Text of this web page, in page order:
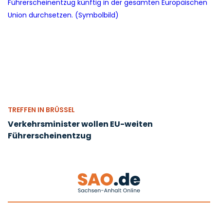
TREFFEN IN BRÜSSEL
Verkehrsminister wollen EU-weiten
Führerscheinentzug